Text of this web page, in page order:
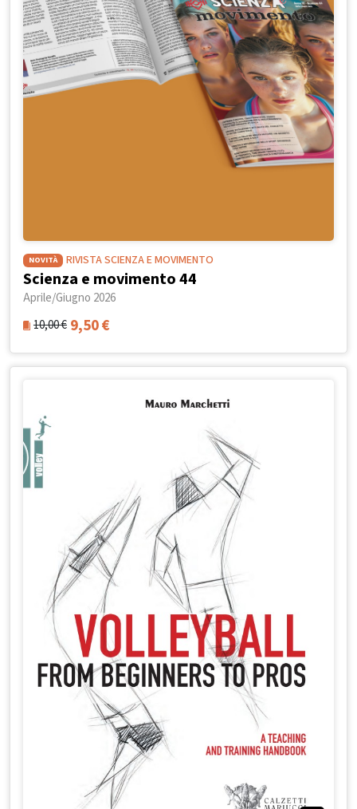
NOVITÀ RIVISTA SCIENZA E MOVIMENTO
Scienza e movimento 44
Aprile/Giugno 2026
10,00€ 9,50€